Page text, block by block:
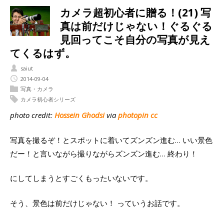
カメラ超初心者に贈る！(21) 写
真は前だけじゃない！ぐるぐる
見回ってこそ自分の写真が見え
てくるはず。
saiut
2014-09-04
写真・カメラ
カメラ初心者シリーズ
photo credit: Hossein Ghodsivia photopin cc
写真を撮るぞ！とスポットに着いてズンズン進む… いい景色
だー！と言いながら撮りながらズンズン進む… 終わり！
にしてしまうとすごくもったいないです。
そう、景色は前だけじゃない！ っていうお話です。